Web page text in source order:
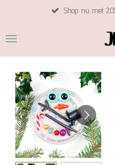
naar
hoofdinhoud
Shop nu met